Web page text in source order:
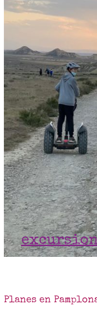
Planes en